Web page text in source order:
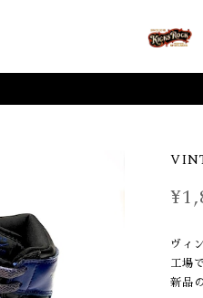
ヴィ
工場
新品